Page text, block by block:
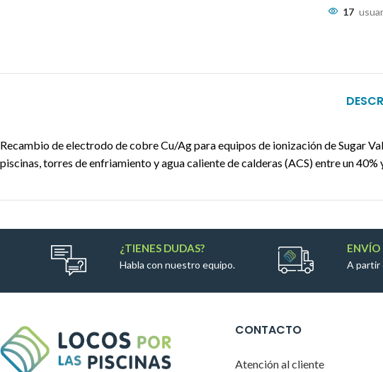
17
Recambio de electrodo de cobre Cu/Ag para equipos de ionización de Sugar
piscinas, torres de enfriamiento y agua caliente de calderas (ACS) entre un
¿TIENES DUDAS?
Habla con nuestro equipo. A partir
CONTACTO
Atención al cliente